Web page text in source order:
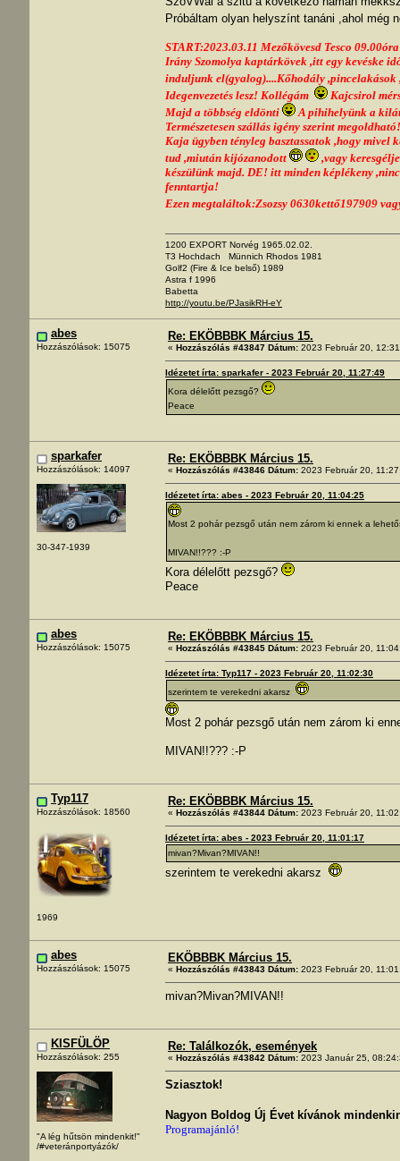
Próbáltam olyan helyszínt tanáni ,ahol még
START:2023.03.11 Mezőkövesd Tesco
Irány Szomolya kaptárkövek ,itt egy kevéske
induljunk el(gyalog)....Kőhodály ,pincelakások
Idegenvezetés lesz! Kollégám
Kajcsirol
Majd a többség eldönti
A pihihelyünk a
Természetesen szállás igény szerint
Kaja ügyben tényleg basztassatok ,hogy mivel
tud ,miután kijózanodott
,vagy
készülünk majd. DE! itt minden képlékeny
fenntartja!
Ezen megtaláltok:Zsozsy 0630kettő197909
1200 EXPORT Norvég 1965.02.02.
T3 Hochdach Münnich Rhodos 1981
Golf2 (Fire & Ice belső) 1989
Astra f 1996
Babetta
http://youtu.be/PJasikRH-eY
abes
Hozzászólások: 15075
Re: EKÖBBBK Március 15.
« Hozzászólás #43847 Dátum: 2023 Február 20,
Idézetet írta: sparkafer - 2023 Február 20, 11:27:49
Kora délelőtt pezsgő?
Peace
sparkafer
Hozzászólások: 14097
30-347-1939
Re: EKÖBBBK Március 15.
« Hozzászólás #43846 Dátum: 2023 Február 20,
Idézetet írta: abes - 2023 Február 20, 11:04:25
Most 2 pohár pezsgő után nem zárom ki ennek a
MIVAN!!??? :-P
Kora délelőtt pezsgő?
Peace
abes
Hozzászólások: 15075
Re: EKÖBBBK Március 15.
« Hozzászólás #43845 Dátum: 2023 Február 20,
Idézetet írta: Typ117 - 2023 Február 20, 11:02:30
szerintem te verekedni akarsz
Most 2 pohár pezsgő után nem zárom ki
MIVAN!!??? :-P
Typ117
Hozzászólások: 18560
1969
Re: EKÖBBBK Március 15.
« Hozzászólás #43844 Dátum: 2023 Február 20,
Idézetet írta: abes - 2023 Február 20, 11:01:17
mivan?Mivan?MIVAN!!
szerintem te verekedni akarsz
abes
Hozzászólások: 15075
EKÖBBBK Március 15.
« Hozzászólás #43843 Dátum: 2023 Február 20,
mivan?Mivan?MIVAN!!
KISFÜLÖP
Hozzászólások: 255
"A lég hűtsön mindenkit!"
/#veteránportyázók/
Re: Találkozók, események
« Hozzászólás #43842 Dátum: 2023 Január 25,
Sziasztok!
Nagyon Boldog Új Évet kívánok
Programajánló!